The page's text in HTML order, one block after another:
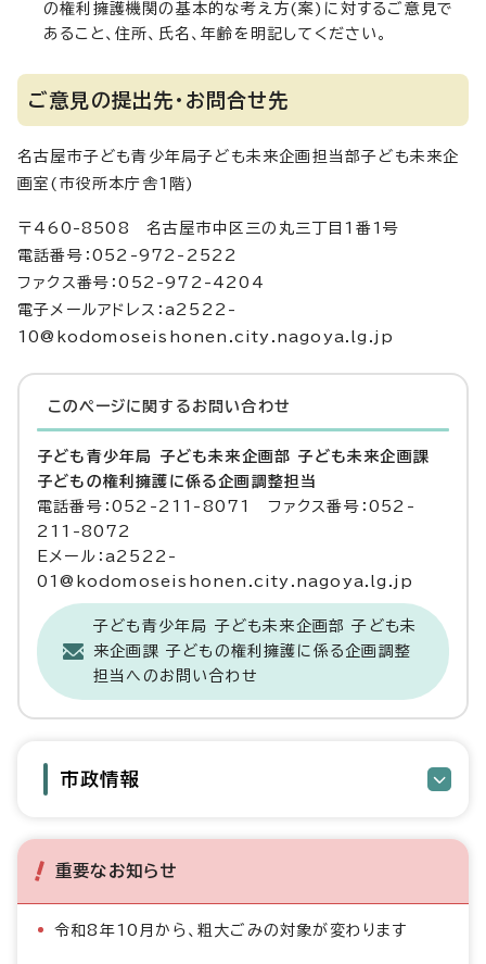
の権利擁護機関の基本的な考え方(案)に対するご意見で
あること、住所、氏名、年齢を明記してください。
ご意見の提出先・お問合せ先
名古屋市子ども青少年局子ども未来企画担当部子ども未来企
画室(市役所本庁舎1階)
〒460-8508 名古屋市中区三の丸三丁目1番1号
電話番号：052-972-2522
ファクス番号：052-972-4204
電子メールアドレス：a2522-
10@kodomoseishonen.city.nagoya.lg.jp
このページに関する お問い合わせ
子ども青少年局 子ども未来企画部 子ども未来企画課
子どもの権利擁護に係る企画調整担当
電話番号：052-211-8071 ファクス番号：052-
211-8072
Eメール：a2522-
01@kodomoseishonen.city.nagoya.lg.jp
子ども青少年局 子ども未来企画部 子ども未
来企画課 子どもの権利擁護に係る企画調整
担当へのお問い合わせ
市政情報
重要なお知らせ
令和8年10月から、粗大ごみの対象が変わります